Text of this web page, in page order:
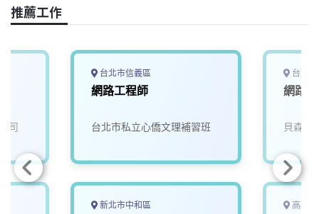
o
k
n
k
推薦工作
司
台北市信義區
網路工程師
台北市私立心僑文理補習班
新北市中和區
台北
網路
貝森碼
高雄